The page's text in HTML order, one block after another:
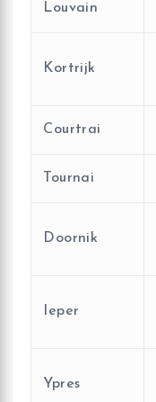
Louvain
Kortrijk
Courtrai
Tournai
Doornik
Ieper
Ypres